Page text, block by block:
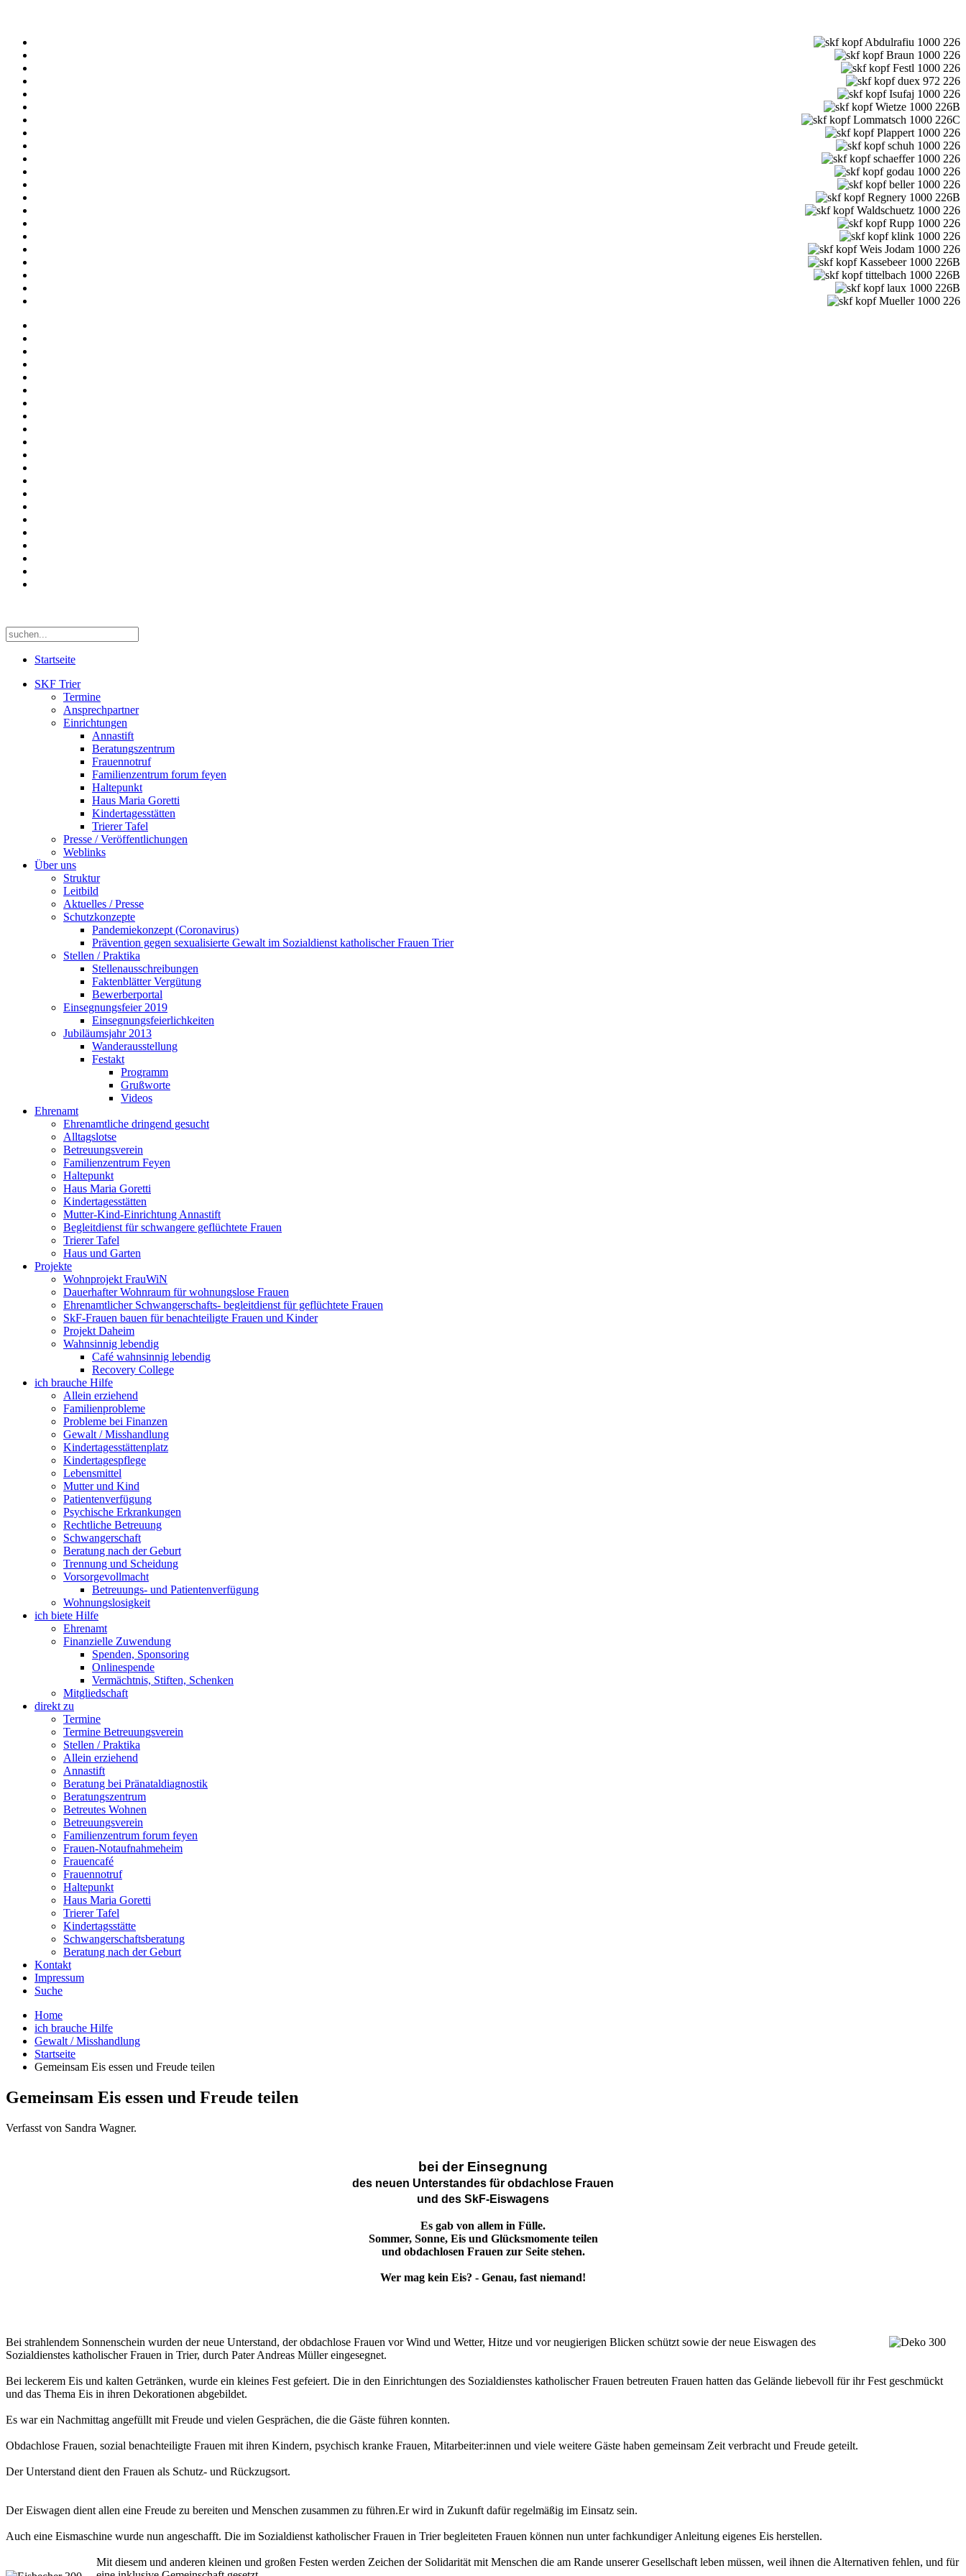
Startseite
SKF Trier
Termine
Ansprechpartner
Einrichtungen
Annastift
Beratungszentrum
Frauennotruf
Familienzentrum forum feyen
Haltepunkt
Haus Maria Goretti
Kindertagesstätten
Trierer Tafel
Presse / Veröffentlichungen
Weblinks
Über uns
Struktur
Leitbild
Aktuelles / Presse
Schutzkonzepte
Pandemiekonzept (Coronavirus)
Prävention gegen sexualisierte Gewalt im Sozialdienst katholischer Frauen Trier
Stellen / Praktika
Stellenausschreibungen
Faktenblätter Vergütung
Bewerberportal
Einsegnungsfeier 2019
Einsegnungsfeierlichkeiten
Jubiläumsjahr 2013
Wanderausstellung
Festakt
Programm
Grußworte
Videos
Ehrenamt
Ehrenamtliche dringend gesucht
Alltagslotse
Betreuungsverein
Familienzentrum Feyen
Haltepunkt
Haus Maria Goretti
Kindertagesstätten
Mutter-Kind-Einrichtung Annastift
Begleitdienst für schwangere geflüchtete Frauen
Trierer Tafel
Haus und Garten
Projekte
Wohnprojekt FrauWiN
Dauerhafter Wohnraum für wohnungslose Frauen
Ehrenamtlicher Schwangerschafts- begleitdienst für geflüchtete Frauen
SkF-Frauen bauen für benachteiligte Frauen und Kinder
Projekt Daheim
Wahnsinnig lebendig
Café wahnsinnig lebendig
Recovery College
ich brauche Hilfe
Allein erziehend
Familienprobleme
Probleme bei Finanzen
Gewalt / Misshandlung
Kindertagesstättenplatz
Kindertagespflege
Lebensmittel
Mutter und Kind
Patientenverfügung
Psychische Erkrankungen
Rechtliche Betreuung
Schwangerschaft
Beratung nach der Geburt
Trennung und Scheidung
Vorsorgevollmacht
Betreuungs- und Patientenverfügung
Wohnungslosigkeit
ich biete Hilfe
Ehrenamt
Finanzielle Zuwendung
Spenden, Sponsoring
Onlinespende
Vermächtnis, Stiften, Schenken
Mitgliedschaft
direkt zu
Termine
Termine Betreuungsverein
Stellen / Praktika
Allein erziehend
Annastift
Beratung bei Pränataldiagnostik
Beratungszentrum
Betreutes Wohnen
Betreuungsverein
Familienzentrum forum feyen
Frauen-Notaufnahmeheim
Frauencafé
Frauennotruf
Haltepunkt
Haus Maria Goretti
Trierer Tafel
Kindertagsstätte
Schwangerschaftsberatung
Beratung nach der Geburt
Kontakt
Impressum
Suche
Home
ich brauche Hilfe
Gewalt / Misshandlung
Startseite
Gemeinsam Eis essen und Freude teilen
Gemeinsam Eis essen und Freude teilen
Verfasst von Sandra Wagner.
bei der Einsegnung
des neuen Unterstandes für obdachlose Frauen
und des SkF-Eiswagens
Es gab von allem in Fülle.
Sommer, Sonne, Eis und Glücksmomente teilen
und obdachlosen Frauen zur Seite stehen.
Wer mag kein Eis? - Genau, fast niemand!
Bei strahlendem Sonnenschein wurden der neue Unterstand, der obdachlose Frauen vor Wind und Wetter, Hitze und vor neugierigen Blicken schützt sowie der neue Eiswagen des
Sozialdienstes katholischer Frauen in Trier, durch Pater Andreas Müller eingesegnet.
Bei leckerem Eis und kalten Getränken, wurde ein kleines Fest gefeiert. Die in den Einrichtungen des Sozialdienstes katholischer Frauen betreuten Frauen hatten das Gelände liebevoll für ihr Fest geschmückt
und das Thema Eis in ihren Dekorationen abgebildet.
Es war ein Nachmittag angefüllt mit Freude und vielen Gesprächen, die die Gäste führen konnten.
Obdachlose Frauen, sozial benachteiligte Frauen mit ihren Kindern, psychisch kranke Frauen, Mitarbeiter:innen und viele weitere Gäste haben gemeinsam Zeit verbracht und Freude geteilt.
Der Unterstand dient den Frauen als Schutz- und Rückzugsort.
Der Eiswagen dient allen eine Freude zu bereiten und Menschen zusammen zu führen.Er wird in Zukunft dafür regelmäßig im Einsatz sein.
Auch eine Eismaschine wurde nun angeschafft. Die im Sozialdienst katholischer Frauen in Trier begleiteten Frauen können nun unter fachkundiger Anleitung eigenes Eis herstellen.
Mit diesem und anderen kleinen und großen Festen werden Zeichen der Solidarität mit Menschen die am Rande unserer Gesellschaft leben müssen, weil ihnen die Alternativen fehlen, und für